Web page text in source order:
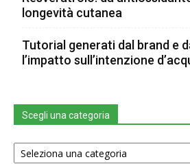
longevità cutanea
Tutorial generati dal brand e
l’impatto sull’intenzione
Scegli una categoria
Scegli
una